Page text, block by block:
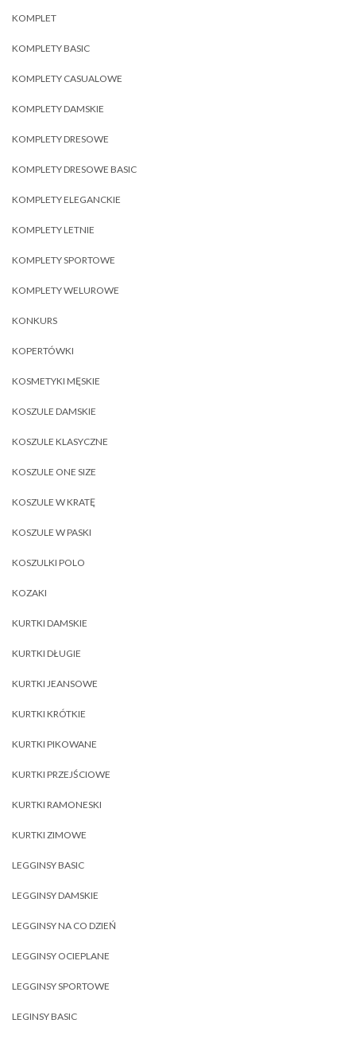
KOMPLET
KOMPLETY BASIC
KOMPLETY CASUALOWE
KOMPLETY DAMSKIE
KOMPLETY DRESOWE
KOMPLETY DRESOWE BASIC
KOMPLETY ELEGANCKIE
KOMPLETY LETNIE
KOMPLETY SPORTOWE
KOMPLETY WELUROWE
KONKURS
KOPERTÓWKI
KOSMETYKI MĘSKIE
KOSZULE DAMSKIE
KOSZULE KLASYCZNE
KOSZULE ONE SIZE
KOSZULE W KRATĘ
KOSZULE W PASKI
KOSZULKI POLO
KOZAKI
KURTKI DAMSKIE
KURTKI DŁUGIE
KURTKI JEANSOWE
KURTKI KRÓTKIE
KURTKI PIKOWANE
KURTKI PRZEJŚCIOWE
KURTKI RAMONESKI
KURTKI ZIMOWE
LEGGINSY BASIC
LEGGINSY DAMSKIE
LEGGINSY NA CO DZIEŃ
LEGGINSY OCIEPLANE
LEGGINSY SPORTOWE
LEGINSY BASIC